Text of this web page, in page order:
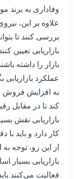
وفاداری به برند
علاوه بر این،
بررسی کنند تا
بازاریابی تعیین
بازار را داشته
عملکرد بازاریابی
به افزایش
کند تا در مقابل
بازاریابی نقش
کار دارد و باید
از این رو، توجه
بازاریابی بسیار
فعالیت می‌کنند